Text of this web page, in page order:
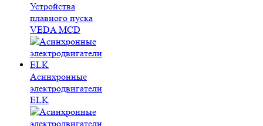
Устройства
плавного пуска
VEDA MCD
Асинхронные
электродвигатели
ELK